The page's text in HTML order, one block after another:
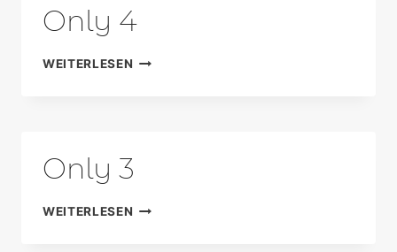
Only 4
WEITERLESEN ONLY
Only 3
WEITERLESEN ONLY